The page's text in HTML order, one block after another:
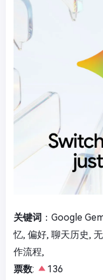
关键词 ：Google
忆, 偏好, 聊天历史,
作流程,
票数:
136